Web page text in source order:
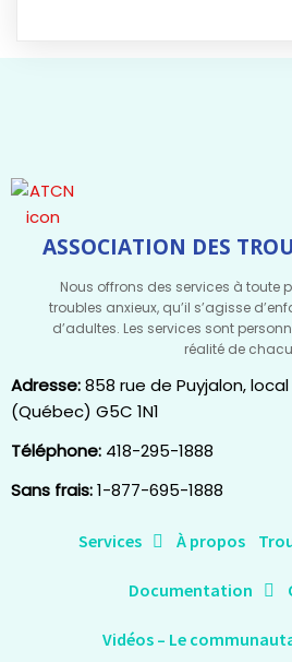
ASSOCIATION DES
Nous offrons des services à toute
troubles anxieux, qu’il s’agisse
d’adultes. Les services sont
réalité de
Adresse:858 rue de Puyjalon,
(Québec) G5C 1N1
Téléphone: 418-295-1888
Sans frais:1-877-695-1888
Services À propos
Documentation
Vidéos – Le